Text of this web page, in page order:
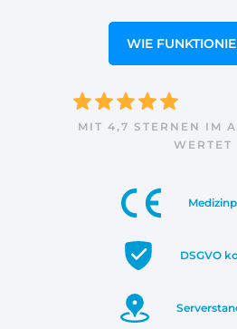
WIE
MIT 4,7 STERNEN IM
WERTET
DSGVO